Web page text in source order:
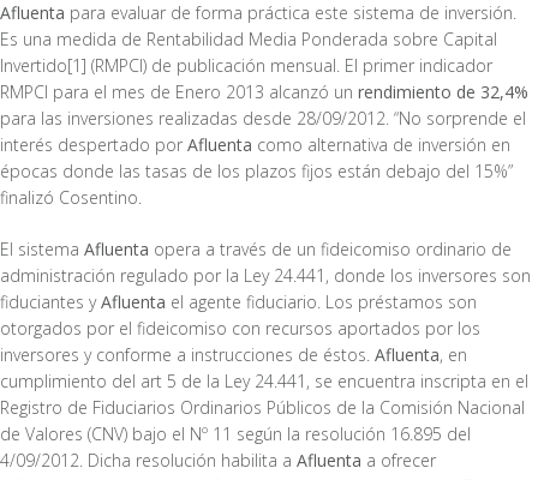
Afluenta para evaluar de forma práctica este sistema de inversión.
Es una medida de Rentabilidad Media Ponderada sobre Capital
Invertido[1] (RMPCI) de publicación mensual. El primer indicador
RMPCI para el mes de Enero 2013 alcanzó un rendimiento de 32,4%
para las inversiones realizadas desde 28/09/2012. “No sorprende el
interés despertado por Afluenta como alternativa de inversión en
épocas donde las tasas de los plazos fijos están debajo del 15%”
finalizó Cosentino.
El sistema Afluenta opera a través de un fideicomiso ordinario de
administración regulado por la Ley 24.441, donde los inversores son
fiduciantes yAfluenta el agente fiduciario. Los préstamos son
otorgados por el fideicomiso con recursos aportados por los
inversores y conforme a instrucciones de éstos. Afluenta, en
cumplimiento del art 5 de la Ley 24.441, se encuentra inscripta en el
Registro de Fiduciarios Ordinarios Públicos de la Comisión Nacional
de Valores (CNV) bajo el Nº 11 según la resolución 16.895 del
4/09/2012. Dicha resolución habilita a Afluenta a ofrecer